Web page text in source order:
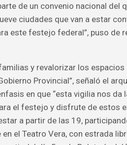
de un convenio nacional del
ciudades que van a estar
este festejo federal”, puso de
y revalorizar los
Provincial”, señaló el
en que “esta vigilia nos da
el festejo y disfrute de estos
a partir de las 19,
el Teatro Vera, con estrada